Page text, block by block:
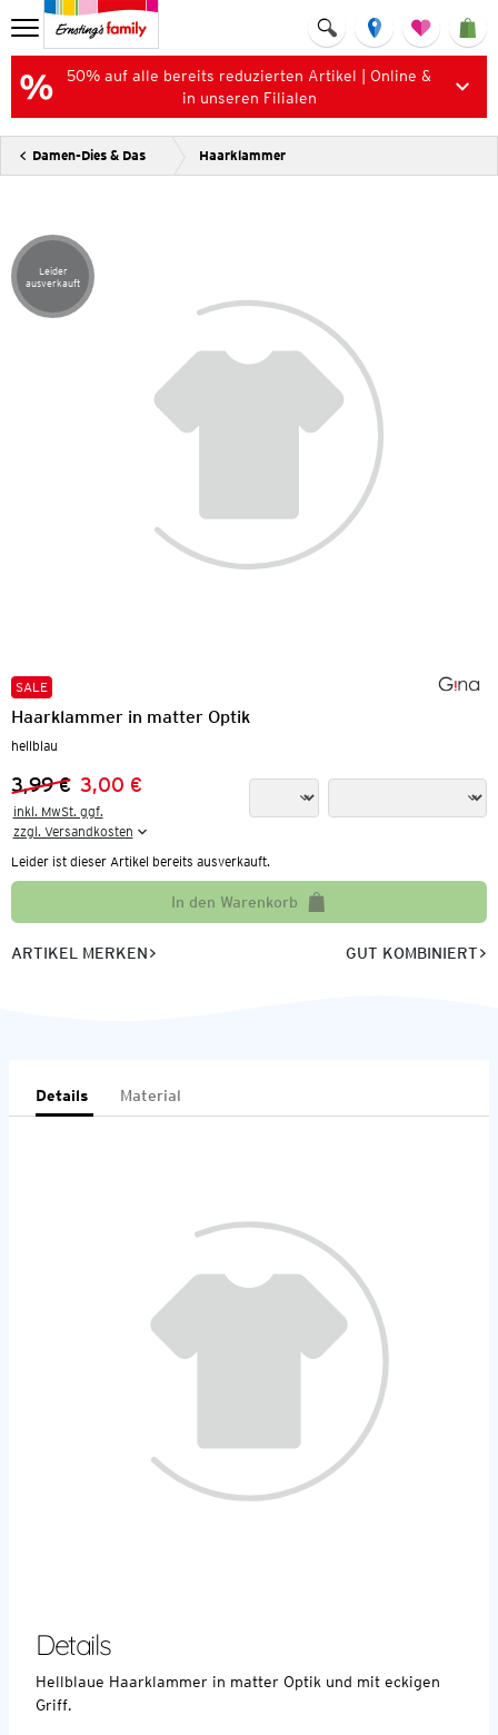
50% auf alle bereits reduzierten Artikel | Online &
in unseren Filialen
Damen-Dies & Das Haarklammer
Artikel leider ausverkauft
Leider
ausverkauft
SALE
Haarklammer in matter Optik
hellblau
Vorheriger Preis:
3,99 €
Neuer Preis:
3,00 €
inkl. MwSt. ggf.
zzgl. Versandkosten
Leider ist dieser Artikel bereits ausverkauft.
In den Warenkorb
ARTIKEL MERKEN GUT KOMBINIERT
Details Material
Details
Hellblaue Haarklammer in matter Optik und mit eckigen
Griff.